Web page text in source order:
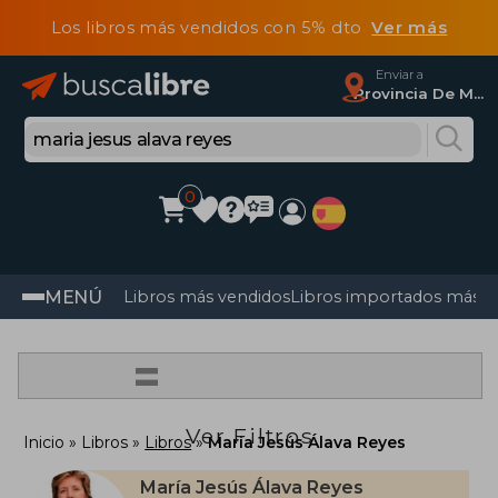
Los libros más vendidos con 5% dtoVer más
Enviar a
Provincia De Madrid
0
MENÚ Libros más vendidosLibros importados más
=
Ver Filtros
Inicio Libros Libros María Jesús Álava Reyes
María Jesús Álava Reyes